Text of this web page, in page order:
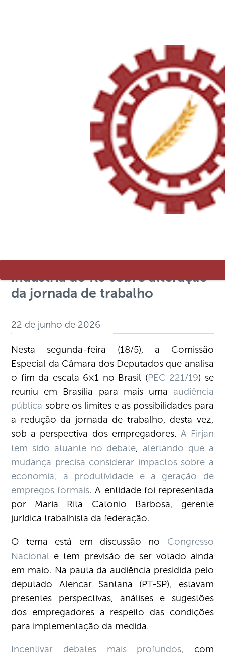
Firjan apresenta perspectiva da
indústria do RJ sobre alteração
da jornada de trabalho
22 de junho de 2026
Nesta segunda-feira (18/5), a Comissão
Especial da Câmara dos Deputados que analisa
o fim da escala 6×1 no Brasil (PEC 221/19) se
reuniu em Brasília para mais uma audiência
pública sobre os limites e as possibilidades para
a redução da jornada de trabalho, desta vez,
sob a perspectiva dos empregadores. A Firjan
tem sido atuante no debate,alertando que a
mudança precisa considerar impactos sobre a
economia, a produtividade e a geração de
empregos formais. A entidade foi representada
por Maria Rita Catonio Barbosa, gerente
jurídica trabalhista da federação.
O tema está em discussão no Congresso
Nacional e tem previsão de ser votado ainda
em maio. Na pauta da audiência presidida pelo
deputado Alencar Santana (PT-SP), estavam
presentes perspectivas, análises e sugestões
dos empregadores a respeito das condições
para implementação da medida.
Incentivar debates mais profundos, com